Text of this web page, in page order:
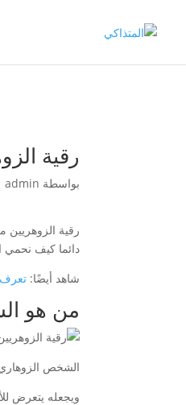
رقية
بواسطة admin
رقية
دائما كيف نحمي
شاهد أيضًا: تعرف
من هو
الشخص
ويجعله يتعرض